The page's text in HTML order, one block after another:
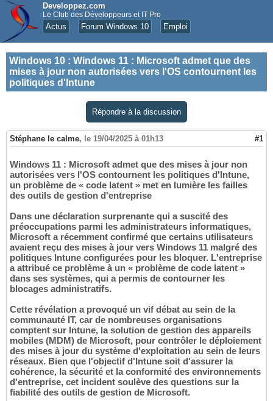
Developpez.com
Le Club des Développeurs et IT Pro
Actus Forum Windows 10 Emploi
Windows 10 : Windows 11 : Microsoft admet que des
mises à jour non autorisées vers l'OS contournent les
politiques d'Intune
Répondre à la discussion
Stéphane le calme, le 19/04/2025 à 01h13 #1
Windows 11 : Microsoft admet que des mises à jour non
autorisées vers l'OS contournent les politiques d'Intune,
un problème de « code latent » met en lumière les failles
des outils de gestion d'entreprise
Dans une déclaration surprenante qui a suscité des
préoccupations parmi les administrateurs informatiques,
Microsoft a récemment confirmé que certains utilisateurs
avaient reçu des mises à jour vers Windows 11 malgré des
politiques Intune configurées pour les bloquer. L'entreprise
a attribué ce problème à un « problème de code latent »
dans ses systèmes, qui a permis de contourner les
blocages administratifs.
Cette révélation a provoqué un vif débat au sein de la
communauté IT, car de nombreuses organisations
comptent sur Intune, la solution de gestion des appareils
mobiles (MDM) de Microsoft, pour contrôler le déploiement
des mises à jour du système d'exploitation au sein de leurs
réseaux. Bien que l'objectif d'Intune soit d'assurer la
cohérence, la sécurité et la conformité des environnements
d'entreprise, cet incident soulève des questions sur la
fiabilité des outils de gestion de Microsoft.